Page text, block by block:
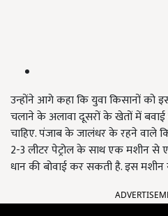
उन्होंने आगे कहा कि युवा किसानों को
चलाने के अलावा दूसरों के खेतों में बवाई
चाहिए. पंजाब के जालंधर के रहने वाले
2-3 लीटर पेट्रोल के साथ एक
धान की बोवाई कर सकती है. इस मशीन